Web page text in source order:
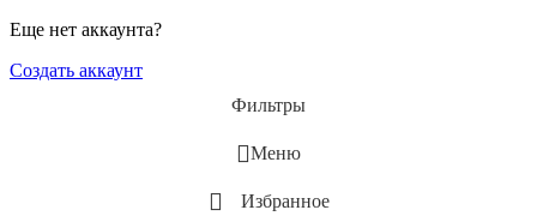
Еще нет аккаунта?
Создать аккаунт
Фильтры
Меню
Избранное